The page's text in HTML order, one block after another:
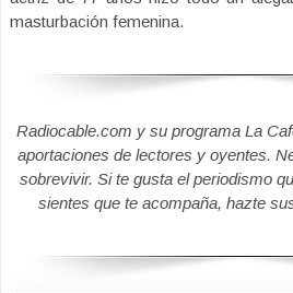
masturbación femenina.
Radiocable.com y su programa La
aportaciones de lectores y oyentes.
sobrevivir. Si te gusta el periodismo
sientes que te acompaña, hazte